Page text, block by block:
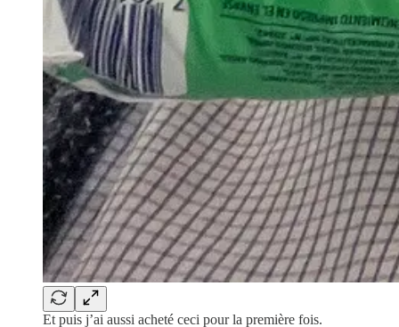
Et puis j’ai aussi acheté ceci pour la première fois.